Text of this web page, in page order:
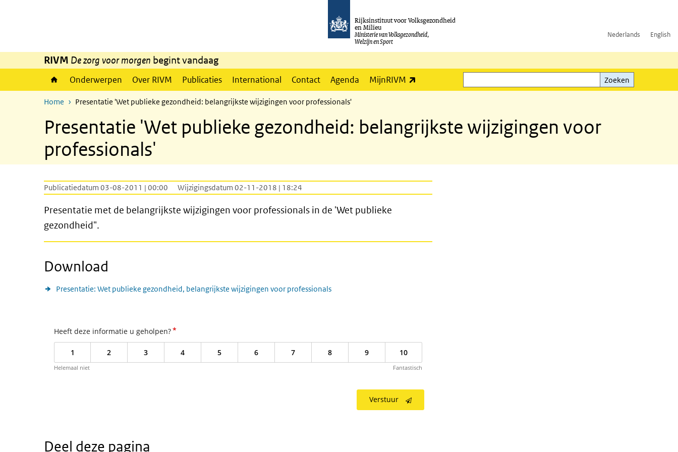
Rijksinstituut voor Volksgezondheid
en Milieu
Ministerie van Volksgezondheid,
Welzijn en Sport
Nederlands English
RIVM De zorg voor morgen begint vandaag
Onderwerpen Over RIVM Publicaties International Contact Agenda MijnRIVM
Zoeken
Zoeken
Home Presentatie 'Wet publieke gezondheid: belangrijkste wijzigingen voor professionals'
Presentatie 'Wet publieke gezondheid: belangrijkste wijzigingen voor
professionals'
Publicatiedatum 03-08-2011 | 00:00 Wijzigingsdatum 02-11-2018 | 18:24
Presentatie met de belangrijkste wijzigingen voor professionals in de 'Wet publieke
gezondheid".
Download
Presentatie: Wet publieke gezondheid, belangrijkste wijzigingen voor professionals
Heeft deze informatie u geholpen?*
1 2 3 4 5 6 7 8 9 10
Helemaal niet Fantastisch
Verstuur
Deel deze pagina